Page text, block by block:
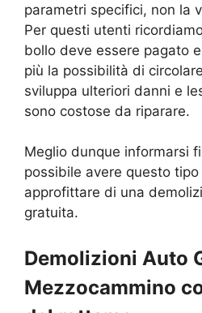
parametri specifici, non la
Per questi utenti
bollo deve essere pagato
più la possibilità di
sviluppa ulteriori danni e
sono costose da riparare.
Meglio dunque informarsi
possibile avere questo
approfittare di una
gratuita.
Demolizioni Auto
Mezzocammino